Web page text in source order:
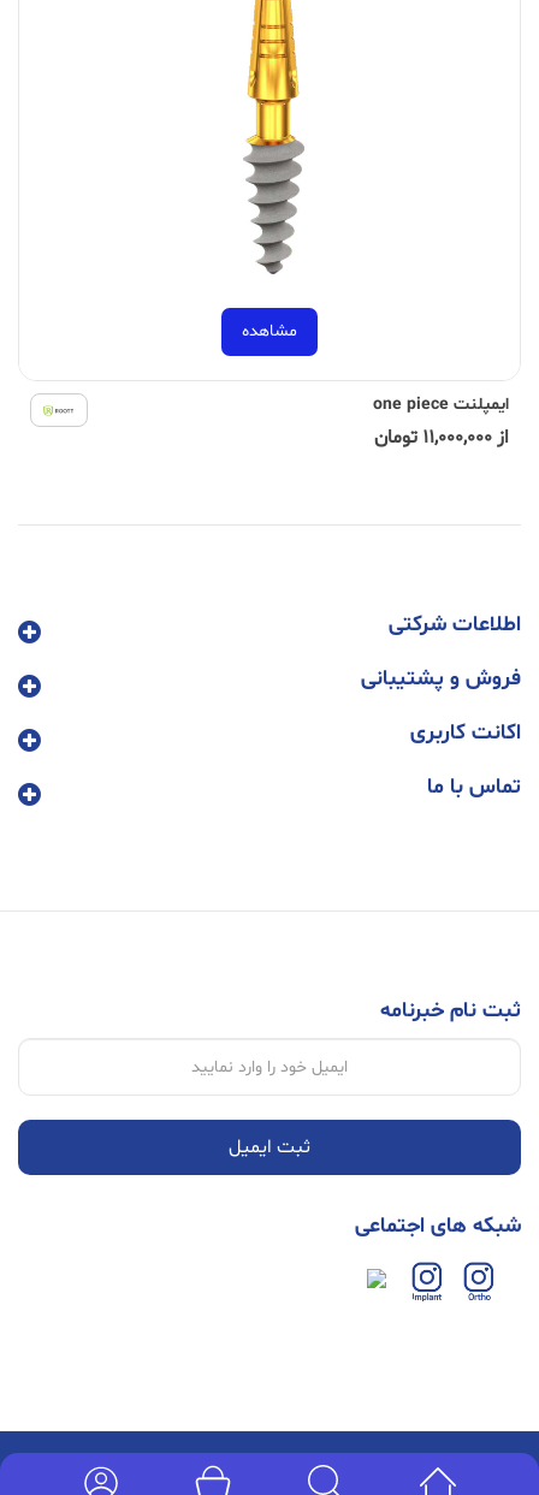
مشاهده
ایمپلنت one piece
از 11,000,000 تومان
اطلاعات شرکتی
فروش و پشتیبانی
اکانت کاربری
تماس با ما
ثبت نام خبرنامه
ثبت ایمیل
شبکه های اجتماعی
کلیه حقوق وب سایت محفوظ می باشد. | طراحی و توسعه توسط گروه طراحی مجموعه ایده